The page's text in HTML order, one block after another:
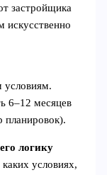
застройщика
искусственно
условиям.
6–12 месяцев
планировок).
логику
условиях,